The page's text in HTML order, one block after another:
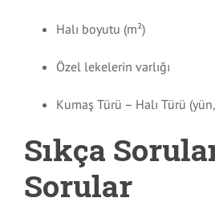
Halı boyutu (m²)
Özel lekelerin varlığı
Kumaş Türü – Halı Türü
Sıkça
Sorular